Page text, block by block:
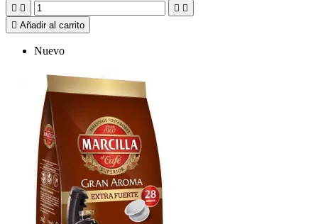
   
 Añadir al carrito
Nuevo